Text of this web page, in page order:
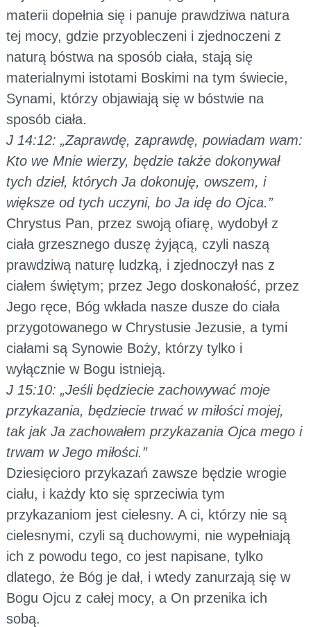
materii dopełnia się i panuje prawdziwa natura
tej mocy, gdzie przyobleczeni i zjednoczeni z
naturą bóstwa na sposób ciała, stają się
materialnymi istotami Boskimi na tym świecie,
Synami, którzy objawiają się w bóstwie na
sposób ciała.
J 14:12: „Zaprawdę, zaprawdę, powiadam wam:
Kto we Mnie wierzy, będzie także dokonywał
tych dzieł, których Ja dokonuję, owszem, i
większe od tych uczyni, bo Ja idę do Ojca.”
Chrystus Pan, przez swoją ofiarę, wydobył z
ciała grzesznego duszę żyjącą, czyli naszą
prawdziwą naturę ludzką, i zjednoczył nas z
ciałem świętym; przez Jego doskonałość, przez
Jego ręce, Bóg wkłada nasze dusze do ciała
przygotowanego w Chrystusie Jezusie, a tymi
ciałami są Synowie Boży, którzy tylko i
wyłącznie w Bogu istnieją.
J 15:10: „Jeśli będziecie zachowywać moje
przykazania, będziecie trwać w miłości mojej,
tak jak Ja zachowałem przykazania Ojca mego i
trwam w Jego miłości.”
Dziesięcioro przykazań zawsze będzie wrogie
ciału, i każdy kto się sprzeciwia tym
przykazaniom jest cielesny. A ci, którzy nie są
cielesnymi, czyli są duchowymi, nie wypełniają
ich z powodu tego, co jest napisane, tylko
dlatego, że Bóg je dał, i wtedy zanurzają się w
Bogu Ojcu z całej mocy, a On przenika ich
sobą.